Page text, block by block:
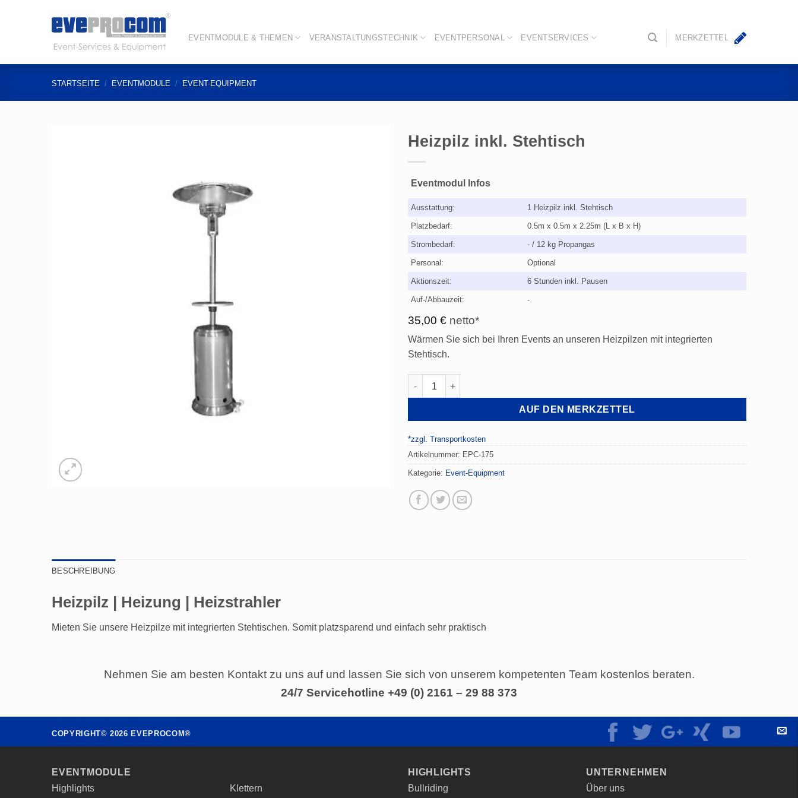
EVENTMODULE & THEMEN VERANSTALTUNGSTECHNIK EVENTPERSONAL EVENTSERVICES MERKZETTEL
STARTSEITE / EVENTMODULE / EVENT-EQUIPMENT
Heizpilz inkl. Stehtisch
Eventmodul Infos
Ausstattung: 1 Heizpilz inkl. Stehtisch
Platzbedarf: 0.5m x 0.5m x 2.25m (L x B x H)
Strombedarf: - / 12 kg Propangas
Personal: Optional
Aktionszeit: 6 Stunden inkl. Pausen
Auf-/Abbauzeit: -
35,00 € netto*
Wärmen Sie sich bei Ihren Events an unseren Heizpilzen mit integrierten
Stehtisch.
AUF DEN MERKZETTEL
*zzgl. Transportkosten
Artikelnummer: EPC-175
Kategorie: Event-Equipment
BESCHREIBUNG
Heizpilz | Heizung | Heizstrahler
Mieten Sie unsere Heizpilze mit integrierten Stehtischen. Somit platzsparend und einfach sehr praktisch
Nehmen Sie am besten Kontakt zu uns auf und lassen Sie sich von unserem kompetenten Team kostenlos beraten.
24/7 Servicehotline +49 (0) 2161 – 29 88 373
COPYRIGHT©2026 EVEPROCOM®
EVENTMODULE
Highlights
Klettern
HIGHLIGHTS
Bullriding
UNTERNEHMEN
Über uns